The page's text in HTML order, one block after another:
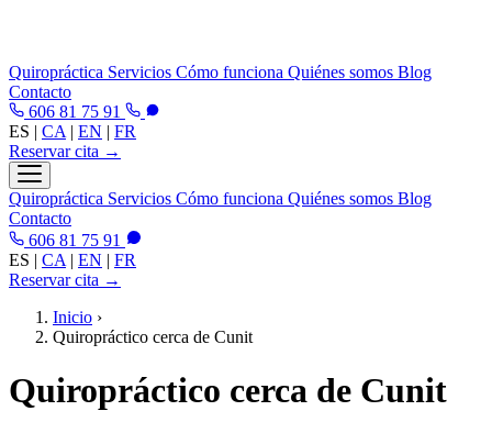
Quiropráctica Servicios Cómo funciona Quiénes somos Blog
Contacto
606 81 75 91
ES | CA | EN | FR
Reservar cita →
Quiropráctica Servicios Cómo funciona Quiénes somos Blog
Contacto
606 81 75 91
ES | CA | EN | FR
Reservar cita →
Inicio ›
Quiropráctico cerca de Cunit
Quiropráctico cerca de Cunit